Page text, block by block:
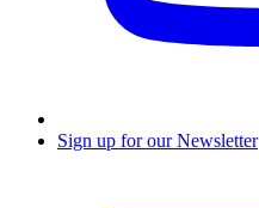
Sign up for our Newsletter